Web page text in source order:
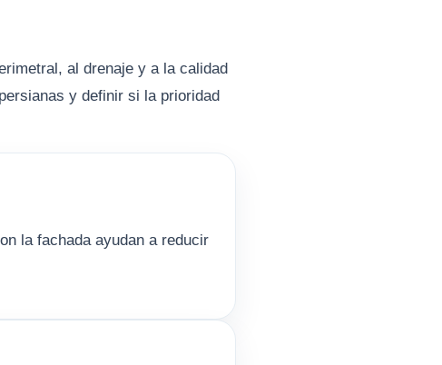
al drenaje y a la calidad
y definir si la prioridad
la fachada ayudan a reducir